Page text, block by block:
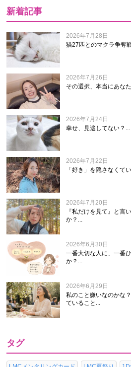
新着記事
2026年7月28日
猫27匹とのマクラ争奪
2026年7月26日
その選択、本当にあな
2026年7月24日
幸せ、見逃してない？...
2026年7月22日
「好き」を隠さなくて
2026年7月20日
『私だけを見て』と言
か？...
2026年6月30日
一番大切な人に、一番
か？...
2026年6月29日
私のこと嫌いなのかな
ていること...
タグ